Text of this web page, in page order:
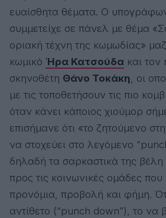
ευαίσθητα θέματα. Ο
συμμετείχε σε πάνελ με θέμα
οριακή τέχνη της κωμωδίας»
κωμικό Ήρα Κατσούδα και τον
σκηνοθέτη Θάνο Τοκάκη, οι
με τις τοποθετήσουν τις πιο
όταν κάνει κάποιος χιούμορ
επισήμανε ότι «το ζητούμενο
να στοχεύει στο λεγόμενο
δηλαδή τα σαρκαστικά της
προς τις κοινωνικές ομάδες που
προνόμια, προβολή και φήμη.
αντίθετο (“punch down”), το να